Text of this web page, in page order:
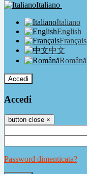
Italiano
Italiano
English
Français
中文
Română
Accedi
Accedi
button close ×
Password dimenticata?